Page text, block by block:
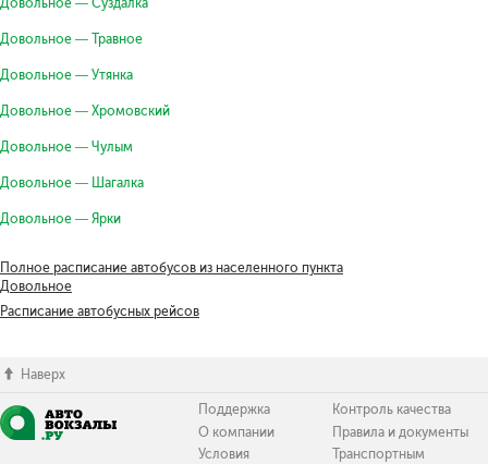
Довольное — Суздалка
Довольное — Травное
Довольное — Утянка
Довольное — Хромовский
Довольное — Чулым
Довольное — Шагалка
Довольное — Ярки
Полное расписание автобусов из населенного пункта
Довольное
Расписание автобусных рейсов
Наверх
Поддержка
О компании
Условия
Контроль качества
Правила и документы
Транспортным